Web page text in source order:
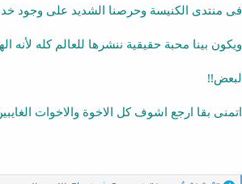
فى منتدى الكنيسة وحرصنا الشديد على وجود
ويكون بينا محبة حقيقية ننشرها للعالم كله لأنه
لبعض!!
اتمنى بقا ارجع اشوف كل الاخوة والاخوات